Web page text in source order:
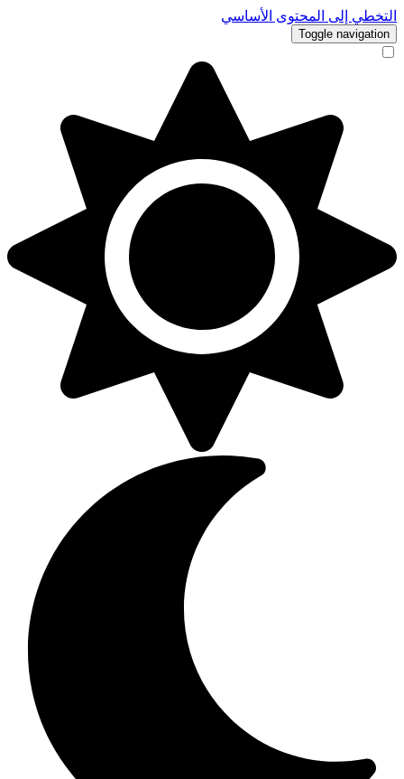
التخطي إلى المحتوى الأساسي
Toggle navigation